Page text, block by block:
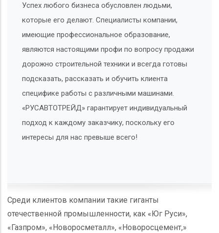
Успех любого бизнеса обусловлен людьми,
которые его делают. Специалисты компании,
имеющие профессиональное образование,
являются настоящими профи по вопросу продажи
дорожно строительной техники и всегда готовы
подсказать, рассказать и обучить клиента
специфике работы с различными машинами.
«РУСАВТОТРЕЙД» гарантирует индивидуальный
подход к каждому заказчику, поскольку его
интересы для нас превыше всего!
Среди клиентов компании такие гиганты
отечественной промышленности, как «Юг Руси»,
«Газпром», «Новоросметалл», «Новоросцемент,»